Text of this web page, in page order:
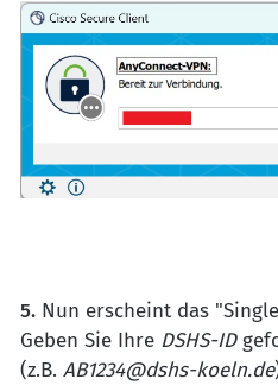
5. Nun erscheint das
Geben Sie Ihre DSHS-ID
(z.B. AB1234@dshs-koeln.de